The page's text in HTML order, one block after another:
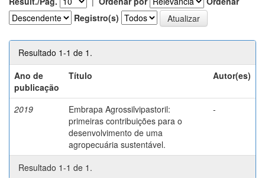
Registro(s)
Resultado 1-1 de 1.
Ano de
publicação
Título Autor(es)
2019
Embrapa Agrossilvipastoril:
primeiras contribuições para o
desenvolvimento de uma
agropecuária sustentável.
-
Resultado 1-1 de 1.